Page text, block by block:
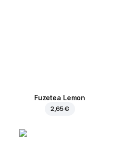
Fuzetea Lemon
2,65 €